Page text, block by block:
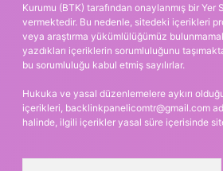
Kurumu (BTK) tarafından onaylanmış bir Yer
vermektedir. Bu nedenle, sitedeki içerikleri
veya araştırma yükümlülüğümüz
yazdıkları içeriklerin sorumluluğunu
bu sorumluluğu kabul etmiş sayılırlar.
Hukuka ve yasal düzenlemelere aykırı
içerikleri, backlinkpanelicomtr@gmail.com
halinde, ilgili içerikler yasal süre içerisinde